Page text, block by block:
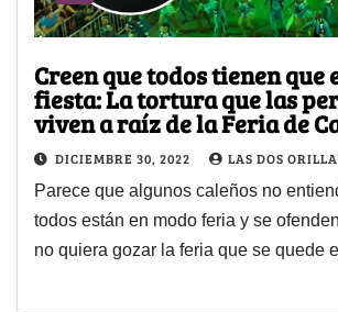
Creen que todos tienen que
fiesta: La tortura que las
viven a raíz de la Feria de
DICIEMBRE 30, 2022 LAS DOS
Parece que algunos caleños no
todos están en modo feria y se
no quiera gozar la feria que se quede